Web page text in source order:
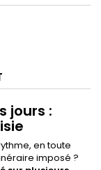
jours :
en toute
imposé ?